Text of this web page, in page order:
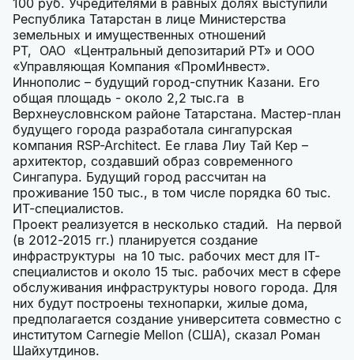
100 руб. Учредителями в равных долях выступили
Республика Татарстан в лице Министерства
земельных и имущественных отношений
РТ, ОАО «Центральный депозитарий РТ» и ООО
«Управляющая Компания «ПромИнвест».
Иннополис – будущий город-спутник Казани. Его
общая площадь - около 2,2 тыс.га в
Верхнеусловнском районе Татарстана. Мастер-план
будущего города разработала сингапурская
компания RSP-Architect. Ее глава Лиу Тай Кер –
архитектор, создавший образ современного
Сингапура. Будущий город рассчитан на
проживание 150 тыс., в том числе порядка 60 тыс.
ИТ-специалистов.
Проект реализуется в несколько стадий. На первой
(в 2012-2015 гг.) планируется создание
инфраструктуры на 10 тыс. рабочих мест для IT-
специалистов и около 15 тыс. рабочих мест в сфере
обслуживания инфраструктуры нового города. Для
них будут построены технопарки, жилые дома,
предполагается создание университета совместно с
институтом Carnegie Mellon (США), сказал Роман
Шайхутдинов.